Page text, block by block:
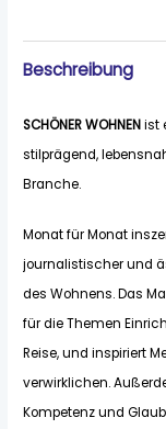
Beschreibung
SCHÖNER WOHNENist
stilprägend,
Branche.
Monat für Monat
journalistischer und
des Wohnens. Das
für die Themen
Reise, und inspiriert
verwirklichen.
Kompetenz und